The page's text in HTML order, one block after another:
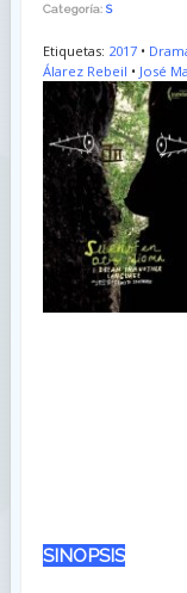
Categoría: S
Etiquetas: 2017•
Álarez Rebeil • José
SINOPSIS